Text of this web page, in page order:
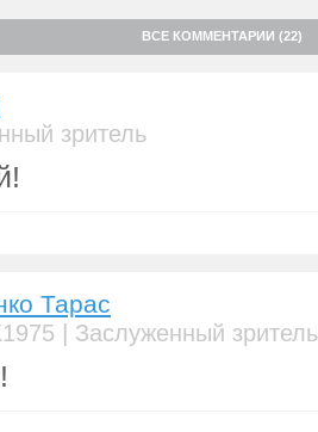
ВСЕ КОММЕНТАРИИ (22)
зритель
Тарас
| Заслуженный зритель